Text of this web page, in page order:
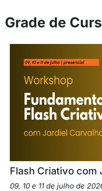
Grade de
Flash Criativo com
09, 10 e 11 de julho de